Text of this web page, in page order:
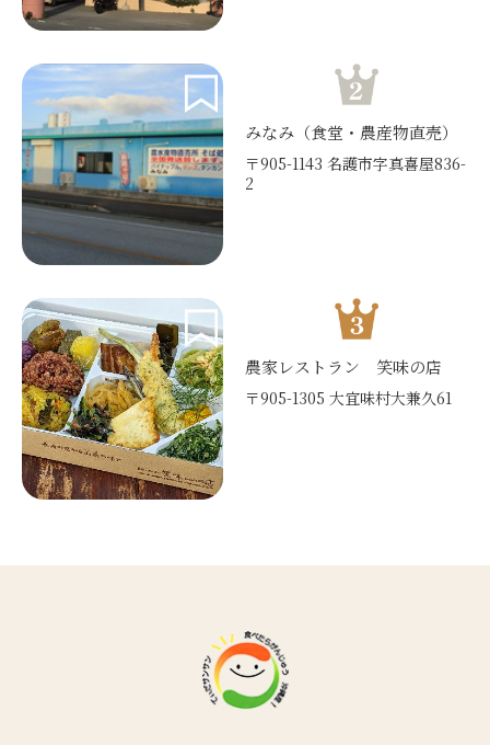
みなみ（食堂・農産物直売）
〒905-1143 名護市字真喜屋836-
2
農家レストラン 笑味の店
〒905-1305 大宜味村大兼久61